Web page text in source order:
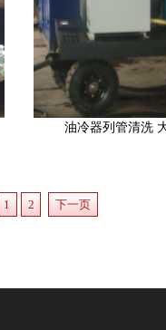
油冷器列管清洗
1 2 下一页